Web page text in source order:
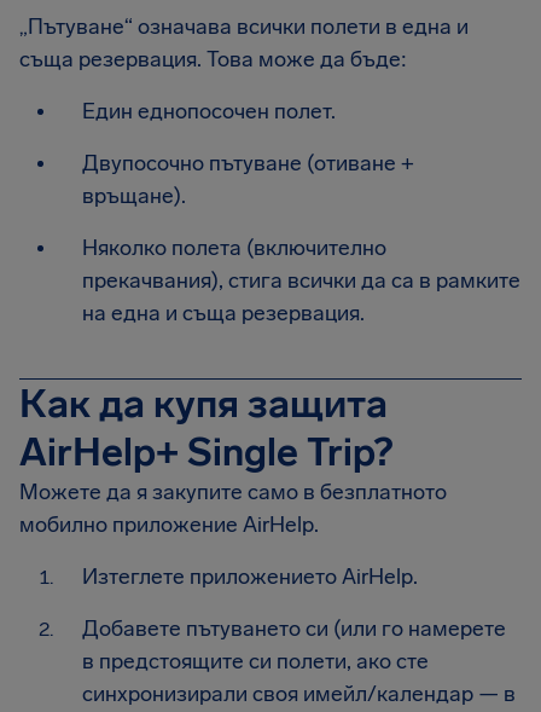
„Пътуване“ означава всички полети в една и
съща резервация. Това може да бъде:
Един еднопосочен полет.
Двупосочно пътуване (отиване +
връщане).
Няколко полета (включително
прекачвания), стига всички да са в рамките
на една и съща резервация.
Как да купя защита
AirHelp+ Single Trip?
Можете да я закупите само в безплатното
мобилно приложение AirHelp.
Изтеглете приложението AirHelp.
Добавете пътуването си (или го намерете
в предстоящите си полети, ако сте
синхронизирали своя имейл/календар — в